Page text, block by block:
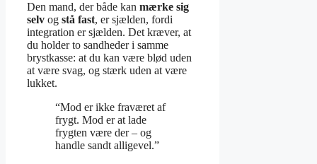
Den mand, der både kan mærke sig
selv og stå fast, er sjælden, fordi
integration er sjælden. Det kræver, at
du holder to sandheder i samme
brystkasse: at du kan være blød uden
at være svag, og stærk uden at være
lukket.
“Mod er ikke fraværet af
frygt. Mod er at lade
frygten være der – og
handle sandt alligevel.”